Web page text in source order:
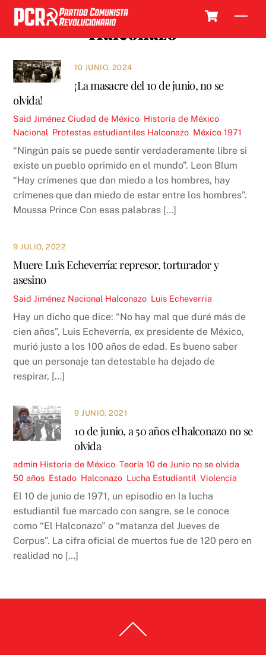
Skip
content
Halconazo
10 JUNIO, 2024
¡La masacre del 10 de junio, no se
olvida!
Said Jiménez Ciudad de México Historia de México
Nacional Protestas estudiantiles Halconazo México 1971
“Ningún país se puede sentir verdaderamente libre si
existe un pueblo oprimido en el mundo”. Leon Blum
“Hay crímenes que dan miedo a los hombres, hay
crímenes que dan miedo de estar entre los hombres”.
Moussa Prince Con esas palabras […]
9 JULIO, 2022
Muere Luis Echeverría: represor, torturador y
asesino
Said Jiménez Nacional Halconazo Luis Echeverria
Hay un dicho que dice: “No hay mal que duré más de
cien años”, Luis Echeverría, ex presidente de México,
murió justo a los 100 años de edad. Es bueno saber
que un personaje tan detestable ha dejado de
respirar, […]
9 JUNIO, 2021
10 de junio, a 50 años el halconazo no se
olvida
admin Historia de México ,Teoría 10 de Junio no se olvida
50 años Estado Halconazo Lucha Estudiantil ,Violencia
El 10 de junio de 1971, un episodio en la lucha
estudiantil fue marcado con sangre, se le conoce
como “El Halconazo” o “matanza del Jueves de
Corpus”. La cifra oficial de muertos fue de 120 pero en
realidad no […]
To